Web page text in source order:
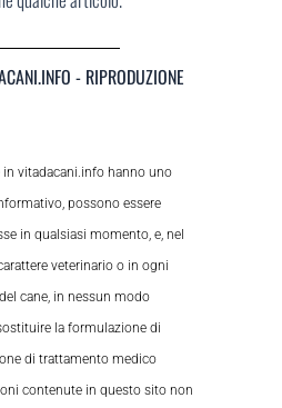
- RIPRODUZIONE
vitadacani.info hanno uno
possono essere
in qualsiasi momento, e, nel
veterinario o in ogni
cane, in nessun modo
la formulazione di
di trattamento medico
contenute in questo sito non